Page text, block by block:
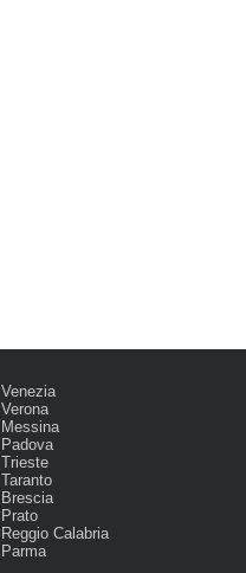
Venezia
Verona
Messina
Padova
Trieste
Taranto
Brescia
Prato
Reggio Calabria
Parma